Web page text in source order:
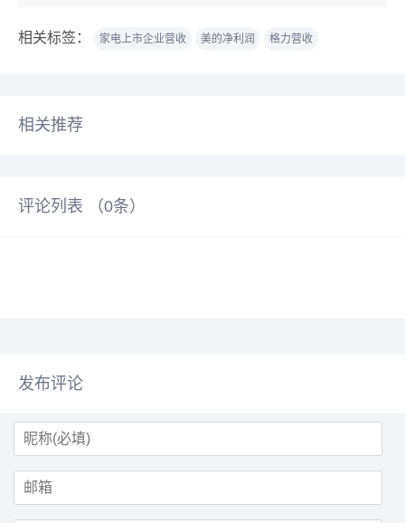
相关标签： 家电上市企业营收 美的净利润 格力营收
相关推荐
评论列表 （0条）
发布评论